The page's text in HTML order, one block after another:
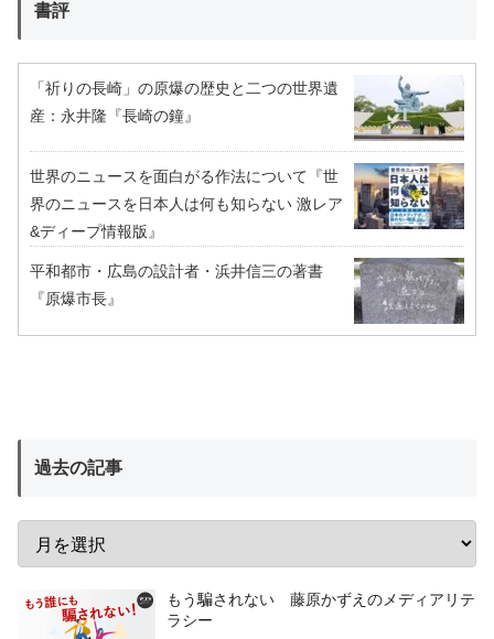
書評
「祈りの長崎」の原爆の歴史と二つの世界遺
産：永井隆『長崎の鐘』
世界のニュースを面白がる作法について『世
界のニュースを日本人は何も知らない 激レア
&ディープ情報版』
平和都市・広島の設計者・浜井信三の著書
『原爆市長』
過去の記事
もう騙されない 藤原かずえのメディアリテ
ラシー